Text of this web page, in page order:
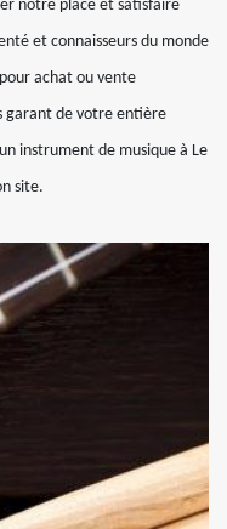
notre place et satisfaire
et connaisseurs du monde
achat ou vente
garant de votre entière
instrument de musique à Le
site.